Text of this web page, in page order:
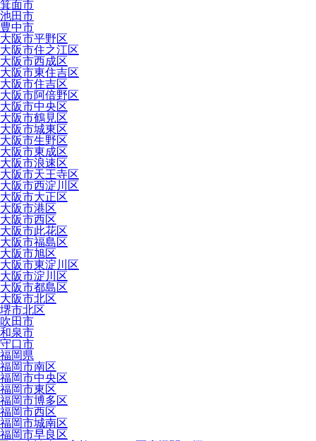
箕面市
池田市
豊中市
大阪市平野区
大阪市住之江区
大阪市西成区
大阪市東住吉区
大阪市住吉区
大阪市阿倍野区
大阪市中央区
大阪市鶴見区
大阪市城東区
大阪市生野区
大阪市東成区
大阪市浪速区
大阪市天王寺区
大阪市西淀川区
大阪市大正区
大阪市港区
大阪市西区
大阪市此花区
大阪市福島区
大阪市旭区
大阪市東淀川区
大阪市淀川区
大阪市都島区
大阪市北区
堺市北区
吹田市
和泉市
守口市
福岡県
福岡市南区
福岡市中央区
福岡市東区
福岡市博多区
福岡市西区
福岡市城南区
福岡市早良区